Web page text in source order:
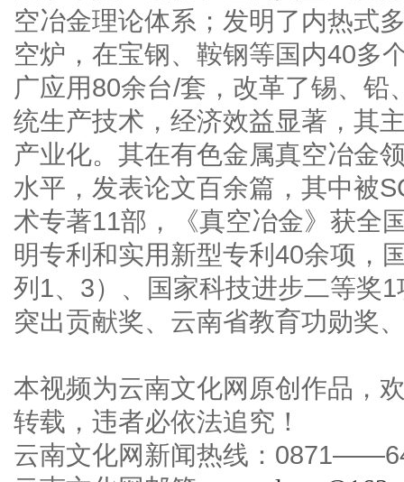
空冶金理论体系；发明了内热式
空炉，在宝钢、鞍钢等国内40多
广应用80余台/套，改革了锡、
统生产技术，经济效益显著，其
产业化。其在有色金属真空冶金
水平，发表论文百余篇，其中被
术专著11部，《真空冶金》获全
明专利和实用新型专利40余项，
列1、3）、国家科技进步二等奖
突出贡献奖、云南省教育功勋奖
本视频为云南文化网原创作品，
转载，违者必依法追究！
云南文化网新闻热线：